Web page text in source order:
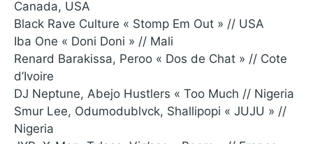
Canada, USA
Black Rave Culture « Stomp Em Out » // USA
Iba One « Doni Doni » // Mali
Renard Barakissa, Peroo « Dos de Chat » // Cote
d’Ivoire
DJ Neptune, Abejo Hustlers « Too Much // Nigeria
Smur Lee, Odumodublvck, Shallipopi « JUJU » //
Nigeria